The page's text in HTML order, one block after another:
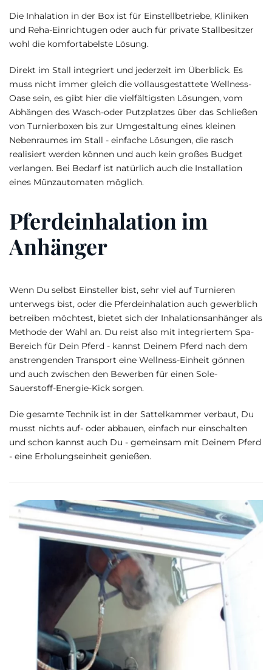
Die Inhalation in der Box ist für Einstellbetriebe, Kliniken
und Reha-Einrichtugen oder auch für private Stallbesitzer
wohl die komfortabelste Lösung.
Direkt im Stall integriert und jederzeit im Überblick. Es
muss nicht immer gleich die vollausgestattete Wellness-
Oase sein, es gibt hier die vielfältigsten Lösungen, vom
Abhängen des Wasch-oder Putzplatzes über das Schließen
von Turnierboxen bis zur Umgestaltung eines kleinen
Nebenraumes im Stall - einfache Lösungen, die rasch
realisiert werden können und auch kein großes Budget
verlangen. Bei Bedarf ist natürlich auch die Installation
eines Münzautomaten möglich.
Pferdeinhalation im
Anhänger
Wenn Du selbst Einsteller bist, sehr viel auf Turnieren
unterwegs bist, oder die Pferdeinhalation auch gewerblich
betreiben möchtest, bietet sich der Inhalationsanhänger als
Methode der Wahl an. Du reist also mit integriertem Spa-
Bereich für Dein Pferd - kannst Deinem Pferd nach dem
anstrengenden Transport eine Wellness-Einheit gönnen
und auch zwischen den Bewerben für einen Sole-
Sauerstoff-Energie-Kick sorgen.
Die gesamte Technik ist in der Sattelkammer verbaut, Du
musst nichts auf- oder abbauen, einfach nur einschalten
und schon kannst auch Du - gemeinsam mit Deinem Pferd
- eine Erholungseinheit genießen.